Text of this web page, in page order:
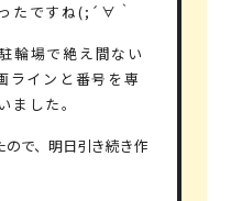
たですね(;´∀｀
輪場で絶え間ない
ラインと番号を専
ました。
で、明日引き続き作